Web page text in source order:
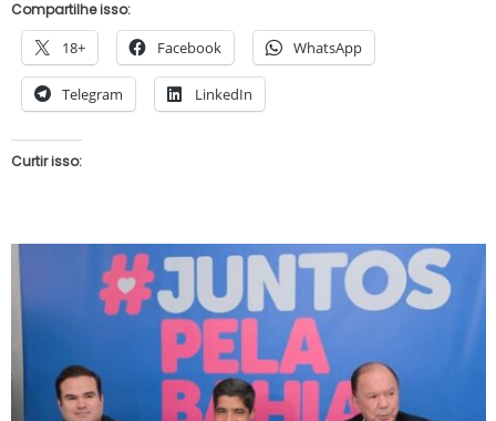
Compartilhe isso:
18+ Facebook WhatsApp
Telegram LinkedIn
Curtir isso: